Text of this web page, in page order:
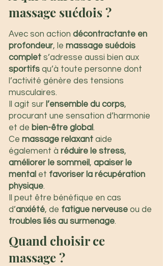
massage suédois ?
Avec son action décontractante en
profondeur, le massage suédois
complet s’adresse aussi bien aux
sportifs qu’à toute personne dont
l’activité génère des tensions
musculaires.
Il agit sur l’ensemble du corps,
procurant une sensation d’harmonie
et de bien-être global.
Ce massage relaxant aide
également à réduire le stress,
améliorer le sommeil, apaiser le
mental et favoriser la récupération
physique.
Il peut être bénéfique en cas
d’anxiété, de fatigue nerveuse ou de
troubles liés au surmenage.
Quand choisir ce
massage ?